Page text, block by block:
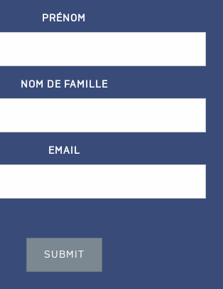
PRÉNOM
NOM DE FAMILLE
EMAIL